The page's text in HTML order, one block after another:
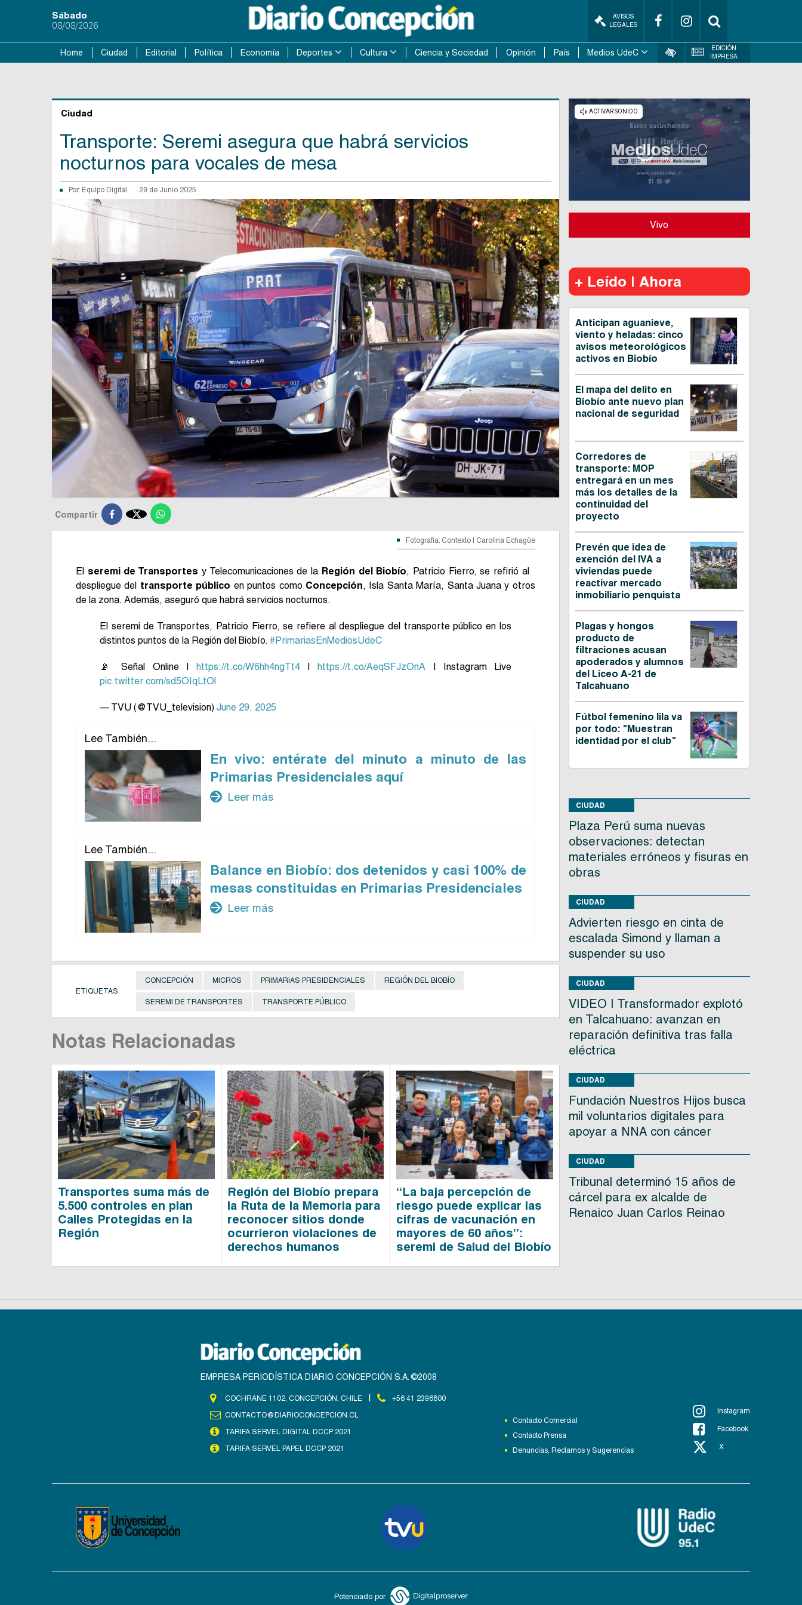
Sábado
08/08/2026
AVISOS
LEGALES
Home Ciudad Editorial Política Economía Deportes Cultura Ciencia y Sociedad Opinión País Medios UdeC
EDICIÓN
IMPRESA
Ciudad
Transporte: Seremi asegura que habrá servicios
nocturnos para vocales de mesa
Por: Equipo Digital 29 de Junio 2025
Compartir 
Fotografía: Contexto | Carolina Echagüe
El seremi de Transportes y Telecomunicaciones de la Región del Biobío, Patricio Fierro, se refirió al
despliegue del transporte público en puntos como Concepción, Isla Santa María, Santa Juana y otros
de la zona. Además, aseguró que habrá servicios nocturnos.
El seremi de Transportes, Patricio Fierro, se refiere al despliegue del transporte público en los
distintos puntos de la Región del Biobío. #PrimariasEnMediosUdeC
📡 Señal Online | https://t.co/W6hh4ngTt4|https://t.co/AeqSFJzOnA | Instagram Live
pic.twitter.com/sd5OIqLtOl
— TVU (@TVU_television) June 29, 2025
Lee También...
En vivo: entérate del minuto a minuto de las
Primarias Presidenciales aquí
arrow_forward Leer más
Lee También...
Balance en Biobío: dos detenidos y casi 100% de
mesas constituidas en Primarias Presidenciales
arrow_forward Leer más
ETIQUETAS
CONCEPCIÓN MICROS PRIMARIAS PRESIDENCIALES REGIÓN DEL BIOBÍO
SEREMI DE TRANSPORTES TRANSPORTE PÚBLICO
Notas Relacionadas
Transportes suma más de
5.500 controles en plan
Calles Protegidas en la
Región
Región del Biobío prepara
la Ruta de la Memoria para
reconocer sitios donde
ocurrieron violaciones de
derechos humanos
“La baja percepción de
riesgo puede explicar las
cifras de vacunación en
mayores de 60 años”:
seremi de Salud del Biobío
Vivo
+ Leído | Ahora
Anticipan aguanieve,
viento y heladas: cinco
avisos meteorológicos
activos en Biobío
El mapa del delito en
Biobío ante nuevo plan
nacional de seguridad
Corredores de
transporte: MOP
entregará en un mes
más los detalles de la
continuidad del
proyecto
Prevén que idea de
exención del IVA a
viviendas puede
reactivar mercado
inmobiliario penquista
Plagas y hongos
producto de
filtraciones acusan
apoderados y alumnos
del Liceo A-21 de
Talcahuano
Fútbol femenino lila va
por todo: "Muestran
identidad por el club"
CIUDAD
Plaza Perú suma nuevas
observaciones: detectan
materiales erróneos y fisuras en
obras
CIUDAD
Advierten riesgo en cinta de
escalada Simond y llaman a
suspender su uso
CIUDAD
VIDEO | Transformador explotó
en Talcahuano: avanzan en
reparación definitiva tras falla
eléctrica
CIUDAD
Fundación Nuestros Hijos busca
mil voluntarios digitales para
apoyar a NNA con cáncer
CIUDAD
Tribunal determinó 15 años de
cárcel para ex alcalde de
Renaico Juan Carlos Reinao
EMPRESA PERIODÍSTICA DIARIO CONCEPCIÓN S.A. ©2008
COCHRANE 1102, CONCEPCIÓN, CHILE
+56 41 2396800
CONTACTO@DIARIOCONCEPCION.CL
TARIFA SERVEL DIGITAL DCCP 2021
TARIFA SERVEL PAPEL DCCP 2021
Contacto Comercial
Contacto Prensa
Denuncias, Reclamos y Sugerencias
Instagram
Facebook
X
Potenciado por